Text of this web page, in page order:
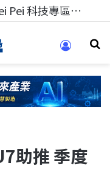
科技人的經驗傳承地！在 Pei Pei 科技專區，與學弟妹交流最硬核的技術
助推 季度